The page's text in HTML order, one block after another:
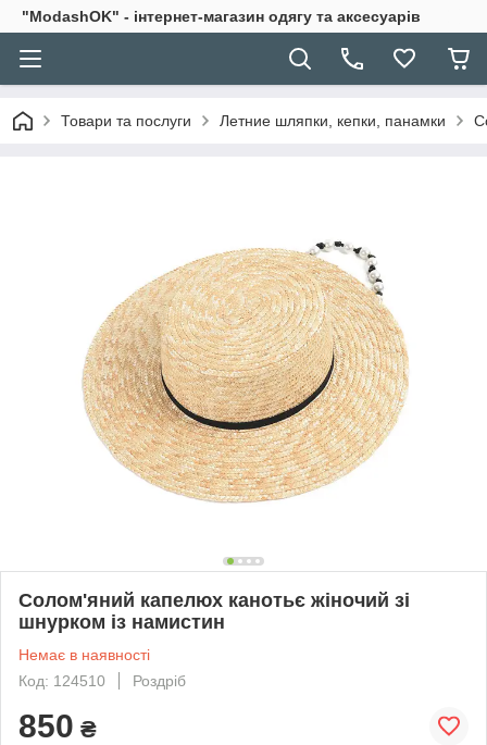
"ModashOK" - інтернет-магазин одягу та аксесуарів
Товари та послуги Летние шляпки, кепки, панамки
Солом'яний капелюх канотьє жіночий зі
шнурком із намистин
Немає в наявності
Код: 124510
Роздріб
850 ₴